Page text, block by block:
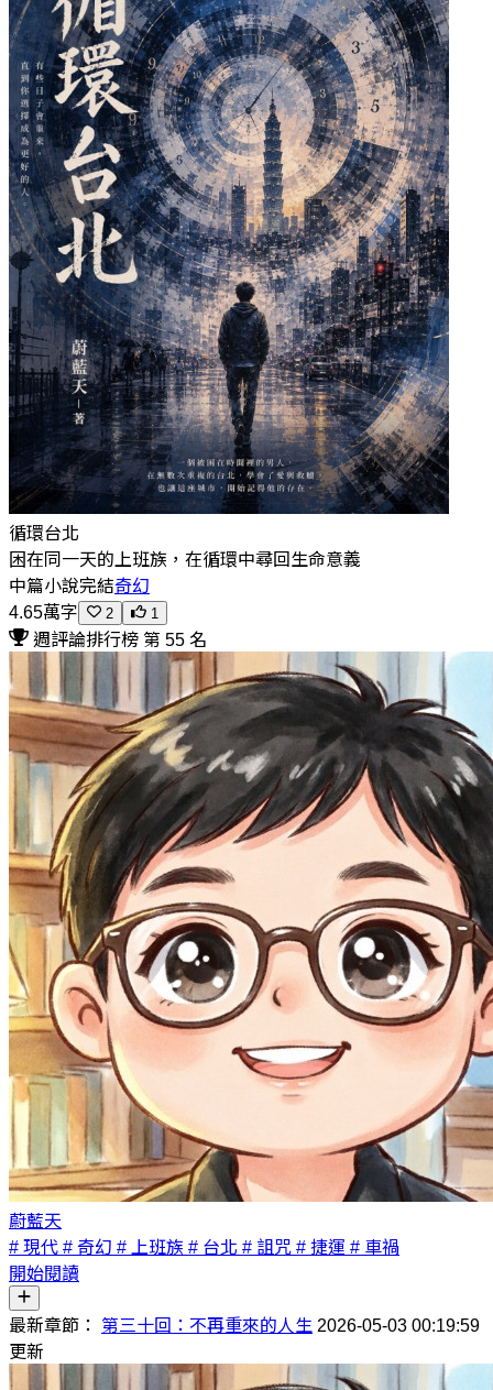
循環台北
困在同一天的上班族，在循環中尋回生命意義
中篇小說完結奇幻
4.65萬字
2 1
週評論排行榜 第 55 名
蔚藍天
# 現代 # 奇幻 # 上班族 # 台北 # 詛咒 # 捷運 # 車禍
開始閱讀
最新章節： 第三十回：不再重來的人生 2026-05-03 00:19:59
更新